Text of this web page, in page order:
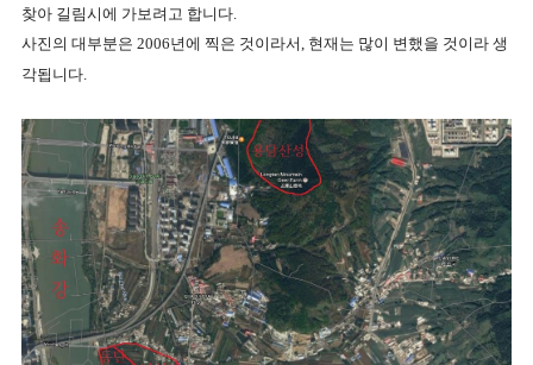
찾아 길림시에 가보려고 합니다.
사진의 대부분은 2006년에 찍은 것이라서, 현재는 많이 변했을 것이라 생
각됩니다.